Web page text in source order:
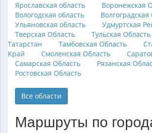
Ярославская область
Воронежская
Вологодская область
Ульяновская область
Удмуртская
Тверская Область
Тульская Область
Татарстан
Тамбовская Область
Край
Смоленская Область
Самарская Область
Рязанская
Ростовская Область
Все области
Маршруты по